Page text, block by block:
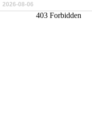
2026-08-06